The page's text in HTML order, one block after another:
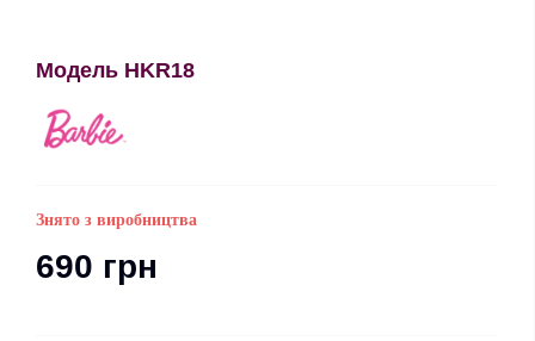
Модель HKR18
Знято з виробництва
690 грн